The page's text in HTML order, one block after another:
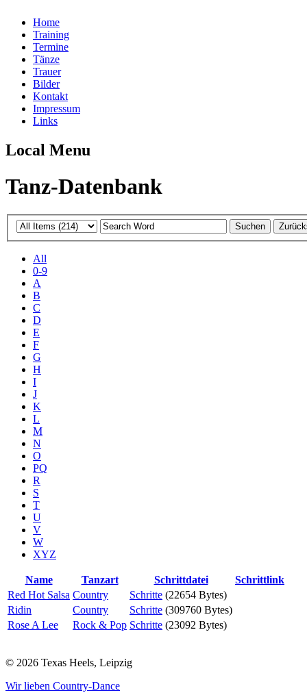
Home
Training
Termine
Tänze
Trauer
Bilder
Kontakt
Impressum
Links
Local Menu
Tanz-Datenbank
All
0-9
A
B
C
D
E
F
G
H
I
J
K
L
M
N
O
PQ
R
S
T
U
V
W
XYZ
Name Tanzart Schrittdatei
Schrittlink
Red Hot Salsa Country Schritte (22654 Bytes)
Ridin
Country Schritte (309760 Bytes)
Rose A Lee
Rock & Pop Schritte (23092 Bytes)
© 2026 Texas Heels, Leipzig
Wir lieben Country-Dance